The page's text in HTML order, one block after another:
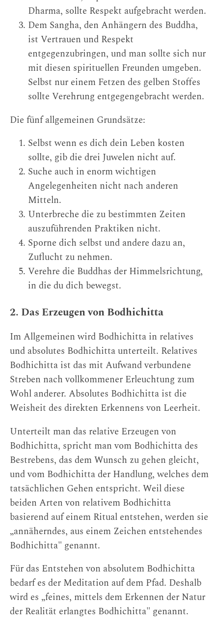
Dharma, sollte Respekt aufgebracht werden.
Dem Sangha, den Anhängern des Buddha,
ist Vertrauen und Respekt
entgegenzubringen, und man sollte sich nur
mit diesen spirituellen Freunden umgeben.
Selbst nur einem Fetzen des gelben Stoffes
sollte Verehrung entgegengebracht werden.
Die fünf allgemeinen Grundsätze:
Selbst wenn es dich dein Leben kosten
sollte, gib die drei Juwelen nicht auf.
Suche auch in enorm wichtigen
Angelegenheiten nicht nach anderen
Mitteln.
Unterbreche die zu bestimmten Zeiten
auszuführenden Praktiken nicht.
Sporne dich selbst und andere dazu an,
Zuflucht zu nehmen.
Verehre die Buddhas der Himmelsrichtung,
in die du dich bewegst.
2. Das Erzeugen von Bodhichitta
Im Allgemeinen wird Bodhichitta in relatives
und absolutes Bodhichitta unterteilt. Relatives
Bodhichitta ist das mit Aufwand verbundene
Streben nach vollkommener Erleuchtung zum
Wohl anderer. Absolutes Bodhichitta ist die
Weisheit des direkten Erkennens von Leerheit.
Unterteilt man das relative Erzeugen von
Bodhichitta, spricht man vom Bodhichitta des
Bestrebens, das dem Wunsch zu gehen gleicht,
und vom Bodhichitta der Handlung, welches dem
tatsächlichen Gehen entspricht. Weil diese
beiden Arten von relativem Bodhichitta
basierend auf einem Ritual entstehen, werden sie
„annäherndes, aus einem Zeichen entstehendes
Bodhichitta" genannt.
Für das Entstehen von absolutem Bodhichitta
bedarf es der Meditation auf dem Pfad. Deshalb
wird es „feines, mittels dem Erkennen der Natur
der Realität erlangtes Bodhichitta" genannt.